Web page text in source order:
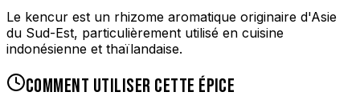
Le kencur est un rhizome aromatique originaire d'Asie
du Sud-Est, particulièrement utilisé en cuisine
indonésienne et thaïlandaise.
COMMENT UTILISER CETTE ÉPICE